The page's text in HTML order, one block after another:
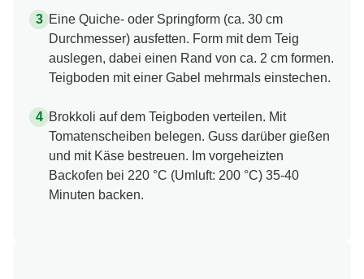
Eine Quiche- oder Springform (ca. 30 cm
Durchmesser) ausfetten. Form mit dem Teig
auslegen, dabei einen Rand von ca. 2 cm formen.
Teigboden mit einer Gabel mehrmals einstechen.
Brokkoli auf dem Teigboden verteilen. Mit
Tomatenscheiben belegen. Guss darüber gießen
und mit Käse bestreuen. Im vorgeheizten
Backofen bei 220 °C (Umluft: 200 °C) 35-40
Minuten backen.